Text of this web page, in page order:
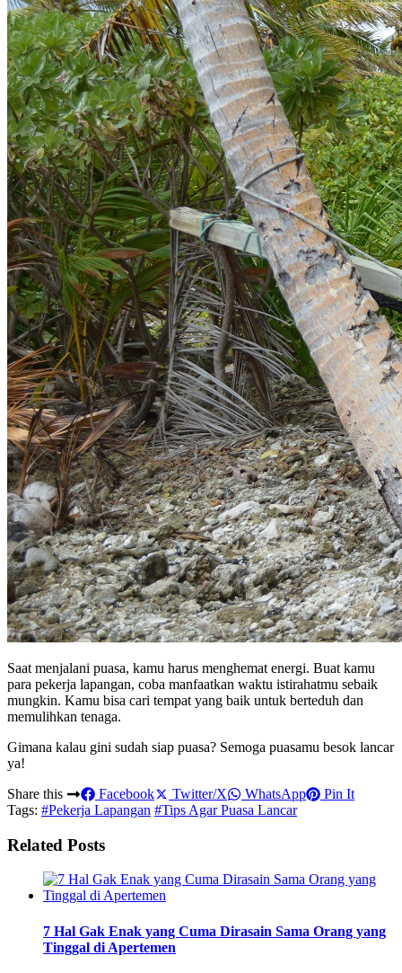
Saat menjalani puasa, kamu harus menghemat energi. Buat kamu
para pekerja lapangan, coba manfaatkan waktu istirahatmu sebaik
mungkin. Kamu bisa cari tempat yang baik untuk berteduh dan
memulihkan tenaga.
Gimana kalau gini sudah siap puasa? Semoga puasamu besok lancar
ya!
Share this
Facebook Twitter/X WhatsApp
Pin It
Tags: #Pekerja Lapangan #Tips Agar Puasa Lancar
Related Posts
7 Hal Gak Enak yang Cuma Dirasain Sama Orang yang
Tinggal di Apertemen